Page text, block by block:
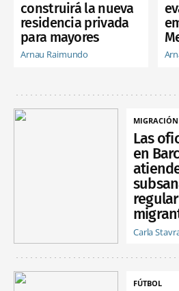
construirá la nueva
residencia privada
para mayores
Arnau Raimundo
MIGRACIÓN
Las
en
Carla
FÚTBOL